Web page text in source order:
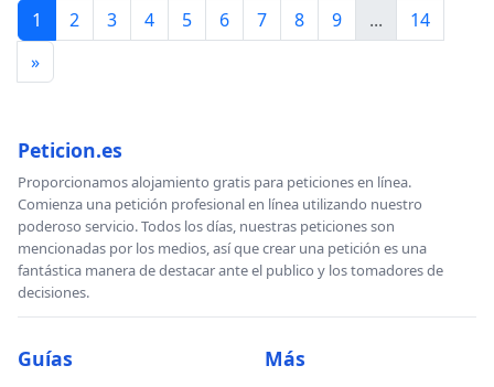
1 2 3 4 5 6 7 8 9 ...
14
»
Peticion.es
Proporcionamos alojamiento gratis para peticiones en línea.
Comienza una petición profesional en línea utilizando nuestro
poderoso servicio. Todos los días, nuestras peticiones son
mencionadas por los medios, así que crear una petición es una
fantástica manera de destacar ante el publico y los tomadores de
decisiones.
Guías Más